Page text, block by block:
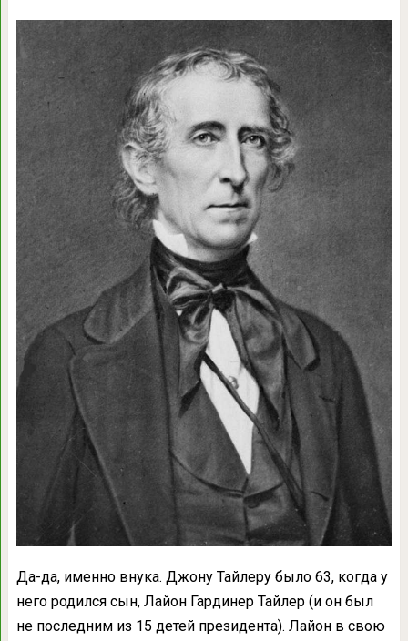
Да-да, именно внука. Джону Тайлеру было 63, когда у
него родился сын, Лайон Гардинер Тайлер (и он был
не последним из 15 детей президента). Лайон в свою